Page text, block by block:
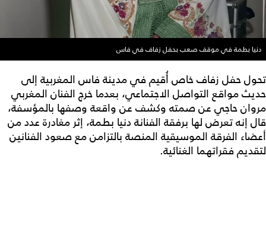
دنيا بطمة في موقف صعب بحفل زفاف في فاس
تحول حفل زفاف خاص أُقيم في مدينة فاس المغربية إلى
حديث مواقع التواصل الاجتماعي، بعدما خرج الفنان المغربي
مروان حاجي عن صمته وكشف عن واقعة وصفها بالمؤسفة،
قال إنه تعرض لها برفقة الفنانة دنيا بطمة، إثر مغادرة عدد من
أعضاء الفرقة الموسيقية المنصة بالتزامن مع صعود الفنانين
لتقديم فقراتهما الغنائية.